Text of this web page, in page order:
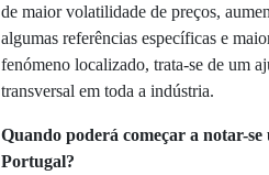
de maior volatilidade de preços,
algumas referências específicas e
fenómeno localizado, trata-se de um
transversal em toda a indústria.
Quando poderá começar a notar-
Portugal?